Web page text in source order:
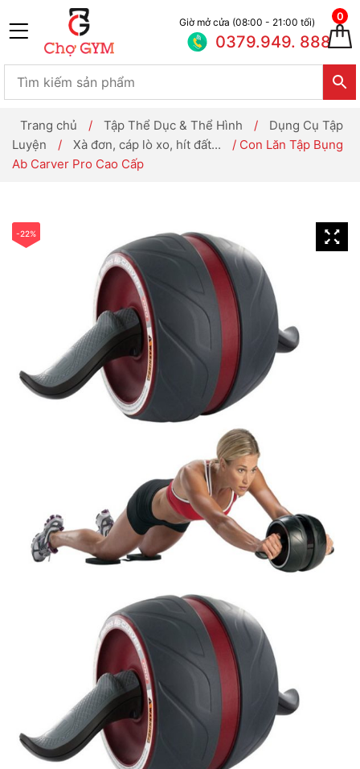
Giờ mở cửa (08:00 - 21:00 tối)
0379.949. 888
0
Trang chủ / Tập Thể Dục & Thể Hình /
Dụng Cụ Tập
Luyện
/ Xà đơn, cáp lò xo, hít đất...
/ Con Lăn Tập Bụng
Ab Carver Pro Cao Cấp
-22%